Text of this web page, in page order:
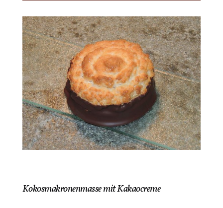
Kokosmakronenmasse mit Kakaocreme